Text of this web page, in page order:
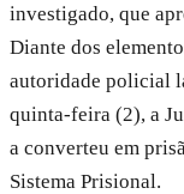
investigado, que
Diante dos
autoridade policial
quinta-feira (2), a
a converteu em
Sistema Prisional.